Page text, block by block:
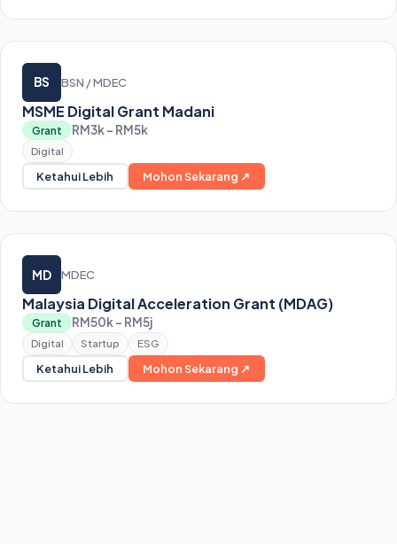
BS BSN / MDEC
MSME Digital Grant Madani
Grant RM3k – RM5k
Digital
Ketahui Lebih Mohon Sekarang ↗
MD MDEC
Malaysia Digital Acceleration Grant (MDAG)
Grant RM50k – RM5j
Digital Startup ESG
Ketahui Lebih Mohon Sekarang ↗